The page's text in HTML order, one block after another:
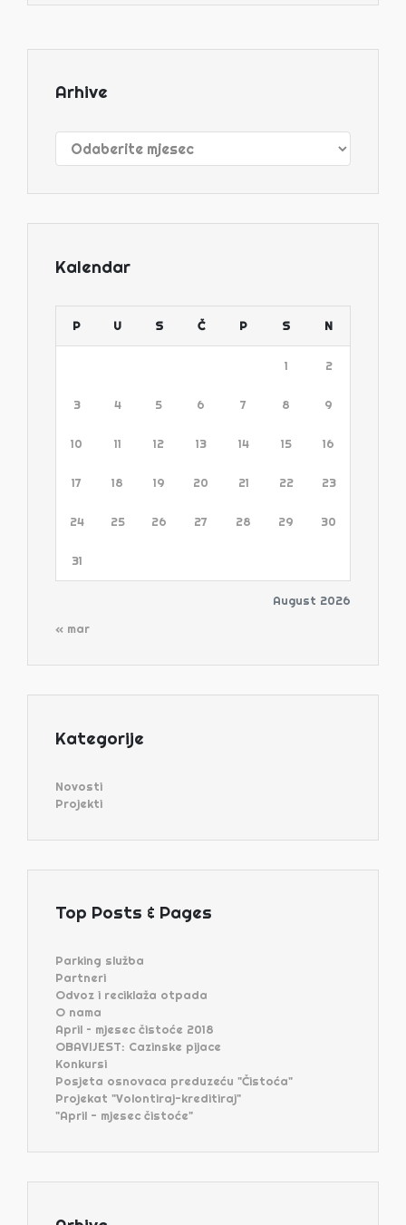
Arhive
Kalendar
August 2026
P U S Č P S N
1 2
3 4 5 6 7 8 9
10 11 12 13 14 15 16
17 18 19 20 21 22 23
24 25 26 27 28 29 30
31
« mar
Kategorije
Novosti
Projekti
Top Posts & Pages
Parking služba
Partneri
Odvoz i reciklaža otpada
O nama
April – mjesec čistoće 2018
OBAVIJEST: Cazinske pijace
Konkursi
Posjeta osnovaca preduzeću "Čistoća"
Projekat "Volontiraj-kreditiraj"
"April - mjesec čistoće"